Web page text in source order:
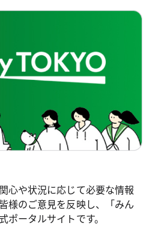
心や状況に応じて必要な情報
様のご意見を反映し、「みん
ポータルサイトです。